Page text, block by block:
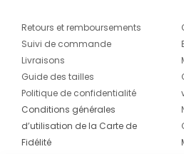
Retours et remboursements
Suivi de commande
Livraisons
Guide des tailles
Politique de confidentialité
Conditions générales
d’utilisation de la Carte de
Fidélité